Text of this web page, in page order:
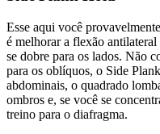
Esse aqui você
é melhorar a flexão
se dobre para os lados. Não
para os oblíquos, o Side
abdominais, o quadrado
ombros e, se você se
treino para o diafragma.